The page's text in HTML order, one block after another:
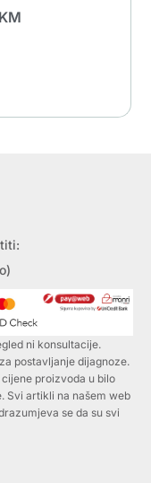
KM
ni konsultacije.
postavljanje dijagnoze.
proizvoda u bilo
Svi artikli na našem web
se da su svi